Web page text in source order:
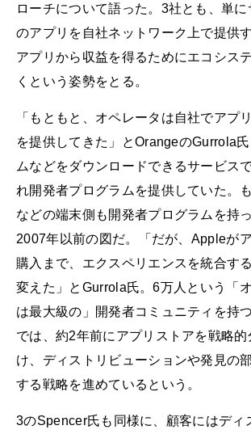
ローチについて語った。3社とも、単に
のアプリを自社ネットワーク上で提供
アプリから収益を得るためにエコシス
くという姿勢をとる。
「もともと、オペレータは自社でアプ
を提供してきた」とOrangeのGurrola
ムなどをダウンロードできるサービス
れ開発者プログラムを提供していた。
などの端末側も開発者プログラムを持
2007年以前の図だ。「だが、Appleが
購入まで、エクスペリエンスを統合す
変えた」とGurrola氏。6万人という「
は最大級の」開発者コミュニティを持
では、約2年前にアプリストアを戦略
け、ディストリビューションや発見の
する戦略を進めているという。
3のSpencer氏も同様に、顧客にはディ